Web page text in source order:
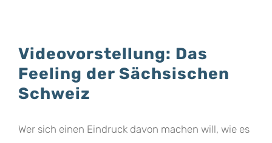
Videovorstellung: Das
Feeling der Sächsischen
Schweiz
Wer sich einen Eindruck davon machen will, wie es